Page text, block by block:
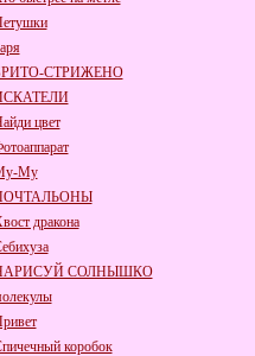
СТРИЖЕНО
цвет
Му
дракона
СОЛНЫШКО
коробок